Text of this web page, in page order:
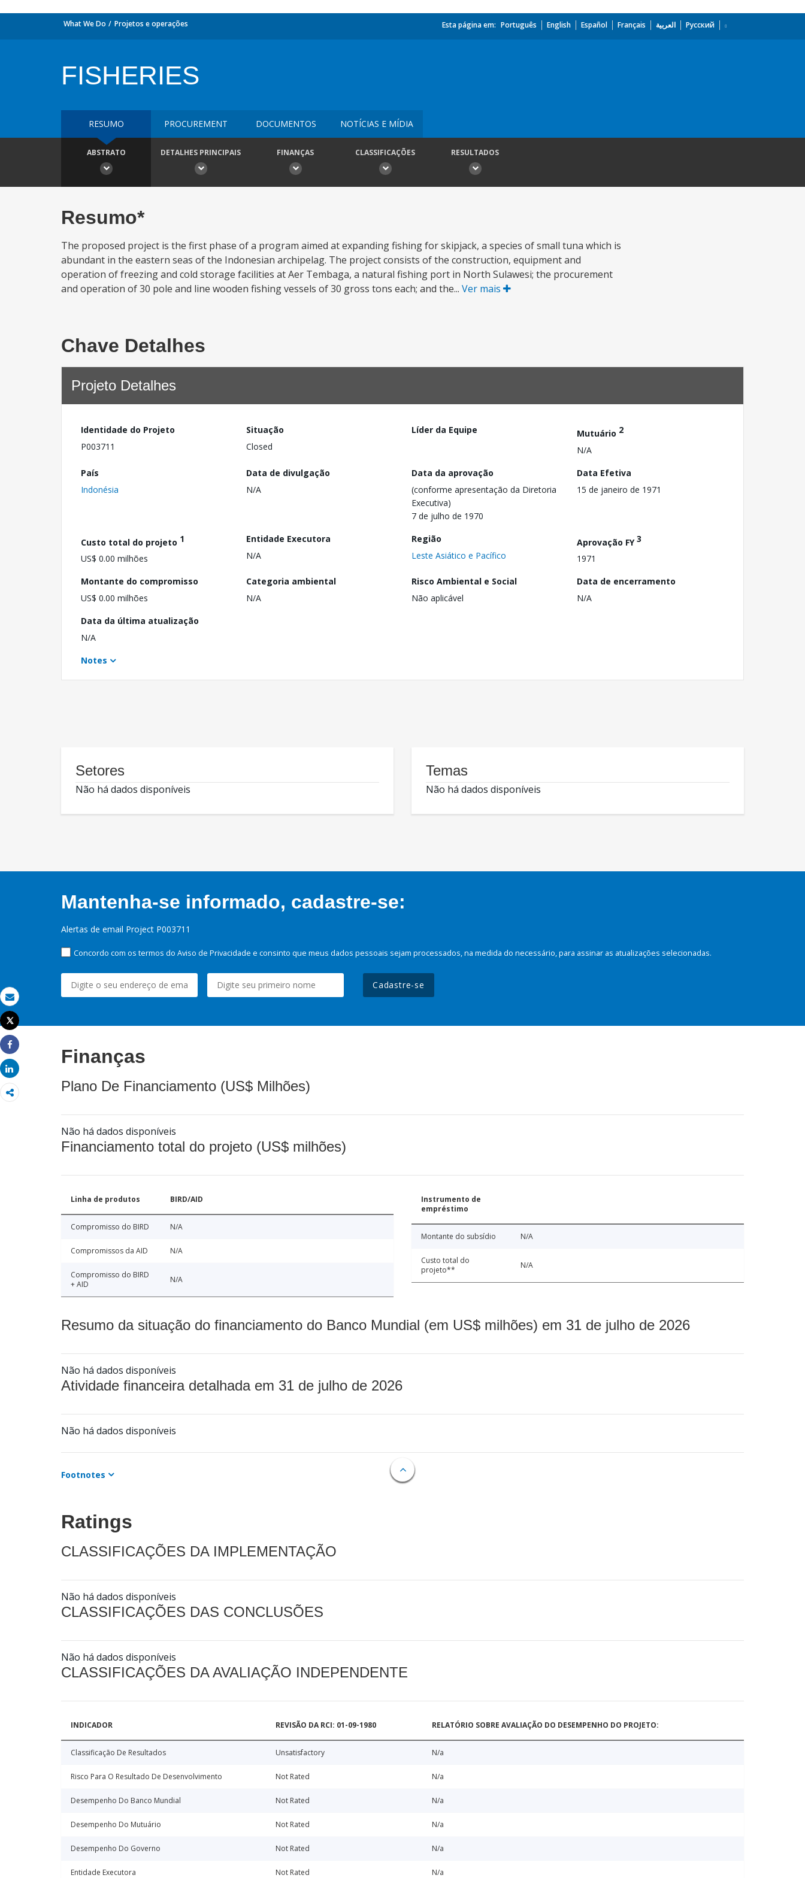
Email
Imprimir
Tweet
Share
Share
What We Do Projetos e operações Esta página em: Português English Español Français العربية Русский
FISHERIES
RESUMO PROCUREMENT DOCUMENTOS NOTÍCIAS E MÍDIA
ABSTRATO DETALHES PRINCIPAIS FINANÇAS CLASSIFICAÇÕES RESULTADOS
Resumo*
The proposed project is the first phase of a program aimed at expanding fishing for skipjack, a species of small tuna which is
abundant in the eastern seas of the Indonesian archipelag. The project consists of the construction, equipment and
operation of freezing and cold storage facilities at Aer Tembaga, a natural fishing port in North Sulawesi; the procurement
and operation of 30 pole and line wooden fishing vessels of 30 gross tons each; and the... Ver mais
Chave Detalhes
Projeto Detalhes
Identidade do Projeto
P003711
Situação
Closed
Líder da Equipe Mutuário 2
N/A
País
Indonésia
Data de divulgação
N/A
Data da aprovação
(conforme apresentação da Diretoria
Executiva)
7 de julho de 1970
Data Efetiva
15 de janeiro de 1971
Custo total do projeto 1
US$ 0.00 milhões
Entidade Executora
N/A
Região
Leste Asiático e Pacífico
Aprovação FY3
1971
Montante do compromisso
US$ 0.00 milhões
Categoria ambiental
N/A
Risco Ambiental e Social
Não aplicável
Data de encerramento
N/A
Data da última atualização
N/A
Notes
Setores
Não há dados disponíveis
Temas
Não há dados disponíveis
Mantenha-se informado, cadastre-se:
Alertas de email Project P003711
Concordo com os termos do Aviso de Privacidade e consinto que meus dados pessoais sejam processados, na medida do necessário, para assinar as atualizações selecionadas.
Cadastre-se
Finanças
Plano De Financiamento (US$ Milhões)
Não há dados disponíveis
Financiamento total do projeto (US$ milhões)
Linha de produtos BIRD/AID
Compromisso do BIRD N/A
Compromissos da AID N/A
Compromisso do BIRD
+ AID
N/A
Instrumento de
empréstimo
Montante do subsídio N/A
Custo total do
projeto**
N/A
Resumo da situação do financiamento do Banco Mundial (em US$ milhões) em 31 de julho de 2026
Não há dados disponíveis
Atividade financeira detalhada em 31 de julho de 2026
Não há dados disponíveis
Footnotes
Ratings
CLASSIFICAÇÕES DA IMPLEMENTAÇÃO
Não há dados disponíveis
CLASSIFICAÇÕES DAS CONCLUSÕES
Não há dados disponíveis
CLASSIFICAÇÕES DA AVALIAÇÃO INDEPENDENTE
INDICADOR REVISÃO DA RCI: 01-09-1980 RELATÓRIO SOBRE AVALIAÇÃO DO DESEMPENHO DO PROJETO:
Classificação De Resultados Unsatisfactory N/a
Risco Para O Resultado De Desenvolvimento Not Rated N/a
Desempenho Do Banco Mundial Not Rated N/a
Desempenho Do Mutuário Not Rated N/a
Desempenho Do Governo Not Rated N/a
Entidade Executora Not Rated N/a